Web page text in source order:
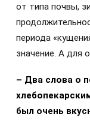
от типа почвы,
периода
значение. А для
– Два слова о
был очень